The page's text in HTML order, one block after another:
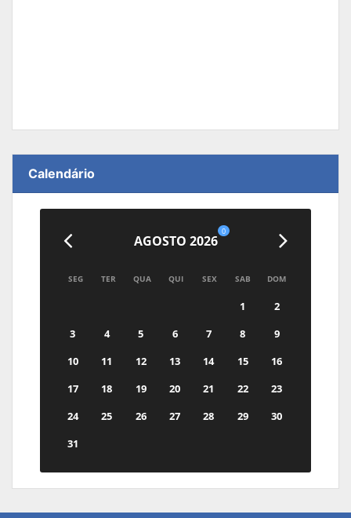
Calendário
AGOSTO 2026
0
SEG TER QUA QUI SEX SAB DOM
1
2
3
4 5 6 7 8
9
10
11 12 13 14 15
16
17
18 19 20 21 22
23
24
25 26 27 28 29
30
31